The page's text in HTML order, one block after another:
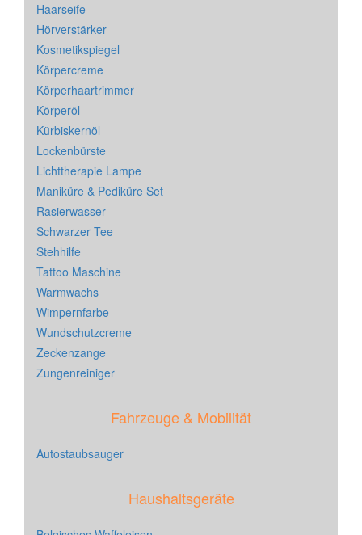
Haarseife
Hörverstärker
Kosmetikspiegel
Körpercreme
Körperhaartrimmer
Körperöl
Kürbiskernöl
Lockenbürste
Lichttherapie Lampe
Maniküre & Pediküre Set
Rasierwasser
Schwarzer Tee
Stehhilfe
Tattoo Maschine
Warmwachs
Wimpernfarbe
Wundschutzcreme
Zeckenzange
Zungenreiniger
Fahrzeuge & Mobilität
Autostaubsauger
Haushaltsgeräte